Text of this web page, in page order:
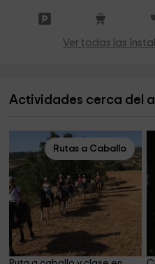
Ver todas las
Actividades cerca del
Rutas a Caballo